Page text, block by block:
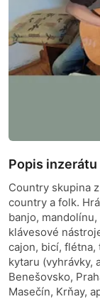
Popis inzerátu
Country skupina
country a folk.
banjo,
klávesové
cajon, bicí,
kytaru (vyhrávky,
Benešovsko,
Masečín, Krňay,